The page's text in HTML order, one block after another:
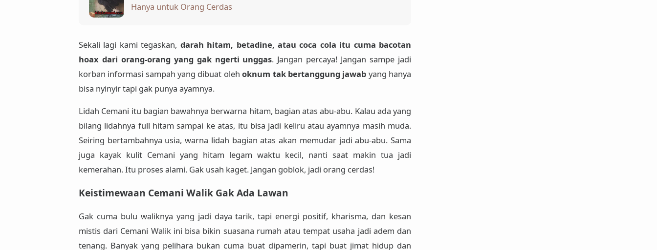
Hanya untuk Orang Cerdas
Sekali lagi kami tegaskan, darah hitam, betadine, atau coca cola itu cuma bacotan
hoax dari orang-orang yang gak ngerti unggas. Jangan percaya! Jangan sampe jadi
korban informasi sampah yang dibuat olehoknum tak bertanggung jawab yang hanya
bisa nyinyir tapi gak punya ayamnya.
Lidah Cemani itu bagian bawahnya berwarna hitam, bagian atasabu-abu. Kalau ada yang
bilang lidahnya full hitam sampai ke atas, itu bisa jadi keliru atau ayamnya masih muda.
Seiring bertambahnya usia, warna lidah bagian atasakan memudar jadi abu-abu. Sama
juga kayak kulit Cemani yang hitam legam waktu kecil, nanti saat makin tua jadi
kemerahan. Itu proses alami. Gak usah kaget. Jangan goblok, jadi orang cerdas!
Keistimewaan Cemani Walik Gak Ada Lawan
Gak cuma bulu waliknya yang jadi daya tarik, tapi energi positif, kharisma, dan kesan
mistis dari Cemani Walik ini bisa bikin suasana rumah atau tempat usaha jadi adem dan
tenang. Banyak yang pelihara bukan cuma buat dipamerin, tapi buat jimat hidup dan